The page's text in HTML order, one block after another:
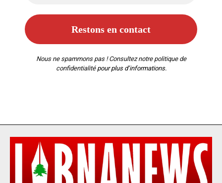
Nous ne spammons pas ! Consultez notre politique de
confidentialitépour plus d’informations.